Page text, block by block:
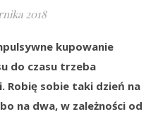
2018
kupowanie
do czasu trzeba
Robię sobie taki dzień na
na dwa, w zależności od